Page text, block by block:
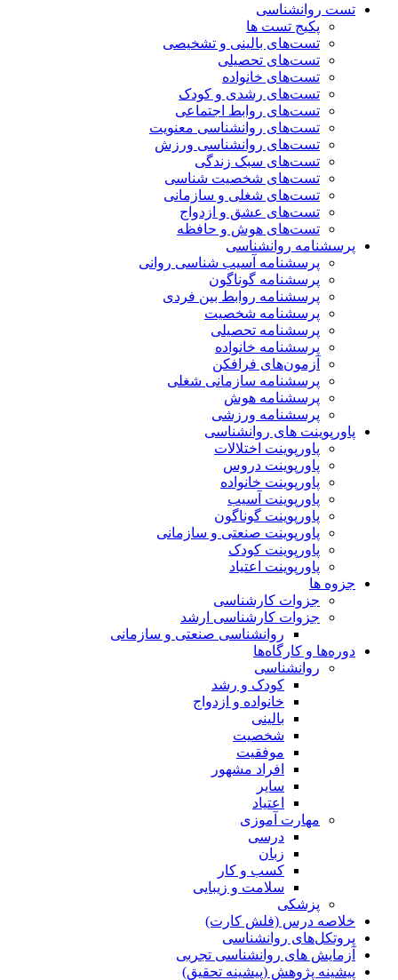
تست روانشناسی
پکیج تست ها
تست‌های بالینی و تشخیصی
تست‌های تحصیلی
تست‌های خانواده
تست‌های رشدی و کودک
تست‌های روابط اجتماعی
تست‌های روانشناسی معنویت
تست‌های روانشناسی ورزش
تست‌های سبک زندگی
تست‌های شخصیت شناسی
تست‌های شغلی و سازمانی
تست‌های عشق و ازدواج
تست‌های هوش و حافظه
پرسشنامه روانشناسی
پرسشنامه آسیب شناسی روانی
پرسشنامه گوناگون
پرسشنامه روابط بین فردی
پرسشنامه شخصیت
پرسشنامه تحصیلی
پرسشنامه خانواده
آزمون‌های فرافکن
پرسشنامه سازمانی شغلی
پرسشنامه هوش
پرسشنامه ورزشی
پاورپوینت های روانشناسی
پاورپوینت اختلالات
پاورپوینت دروس
پاورپوینت خانواده
پاورپوینت آسیب
پاورپوینت گوناگون
پاورپوینت صنعتی و سازمانی
پاورپوینت کودک
پاورپوینت اعتیاد
جزوه ها
جزوات کارشناسی
جزوات کارشناسی ارشد
روانشناسی صنعتی و سازمانی
دوره‌ها و کارگاه‌ها
روانشناسی
کودک و رشد
خانواده و ازدواج
بالینی
شخصیت
موفقیت
افراد مشهور
سایر
اعتیاد
مهارت آموزی
درسی
زبان
کسب و کار
سلامت و زیبایی
پزشکی
خلاصه درس (فلش کارت)
پروتکل‌های روانشناسی
آزمایش های روانشناسی تجربی
پیشینه پژوهش (پیشینه تحقیق)